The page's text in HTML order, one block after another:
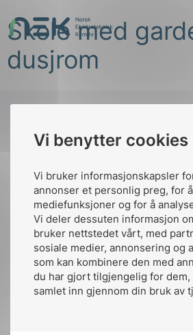
Vi benytter cookies
Vi bruker informasjonskapsler
annonser et personlig preg, for
mediefunksjoner og for å
Vi deler dessuten informasjon
bruker nettstedet vårt, med
sosiale medier, annonsering og
som kan kombinere den med
du har gjort tilgjengelig for dem,
samlet inn gjennom din bruk av
til
innhold
NEK
Søk
Skole med
dusjrom
Kontakt oss
Ansatte
Kontakt
Bruk av